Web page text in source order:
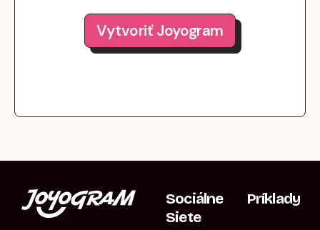
Vytvoriť Joyogram
Sociálne
Siete
Príklady